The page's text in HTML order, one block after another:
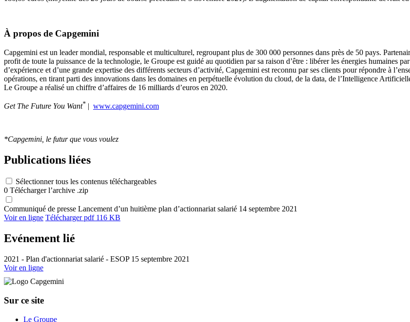
À propos de Capgemini
Capgemini est un leader mondial, responsable et multiculturel, regroupant plus de 300 000 personnes dans près de 50 pays.
profit de toute la puissance de la technologie, le Groupe est guidé au quotidien par sa raison d’être : libérer les énergies humaines
d’expérience et d’une grande expertise des différents secteurs d’activité, Capgemini est reconnu par ses clients pour répondre à
opérations, en tirant parti des innovations dans les domaines en perpétuelle évolution du cloud, de la data, de l’Intelligence
Le Groupe a réalisé un chiffre d’affaires de 16 milliards d’euros en 2020.
Get The Future You Want* www.capgemini.com
*Capgemini, le futur que vous voulez
Publications liées
Sélectionner tous les contenus téléchargeables
0 Télécharger l’archive .zip
Communiqué de presse Lancement d’un huitième plan d’actionnariat salarié 14 septembre 2021
Voir en ligne Téléchargerpdf 116 KB
Evénement lié
2021 - Plan d'actionnariat salarié - ESOP 15 septembre 2021
Voir en ligne
Sur ce site
Le Groupe